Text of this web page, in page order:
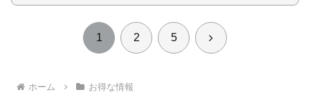
1 2 5 次
ホーム お得な情報